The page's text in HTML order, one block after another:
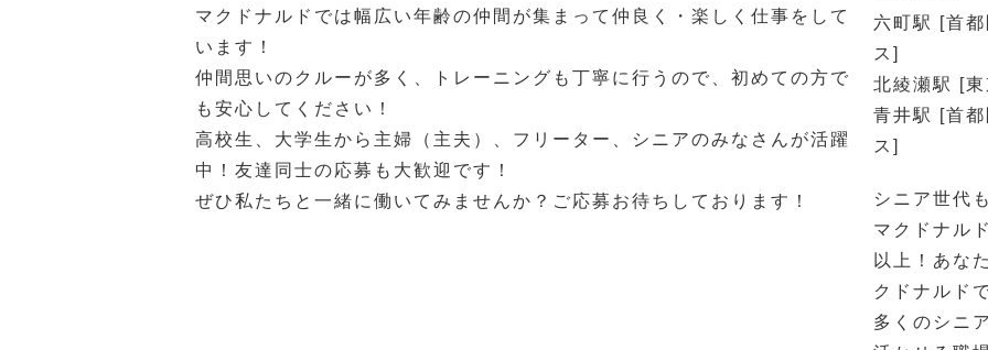
マクドナルドでは幅広い年齢の仲間が集まって仲良く・楽しく仕事をして
います！
仲間思いのクルーが多く、トレーニングも丁寧に行うので、初めての方で
も安心してください！
高校生、大学生から主婦（主夫）、フリーター、シニアのみなさんが活躍
中！友達同士の応募も大歓迎です！
ぜひ私たちと一緒に働いてみませんか？ご応募お待ちしております！
六町駅 [首
ス]
北綾瀬駅 [
青井駅 [首
ス]
シニア世代
マクドナル
以上！あな
クドナルド
多くのシニ